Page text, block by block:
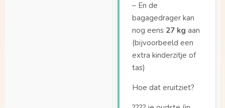
– En de
bagagedrager kan
nog eens 27 kg aan
(bijvoorbeeld een
extra kinderzitje of
tas)
Hoe dat eruitziet?